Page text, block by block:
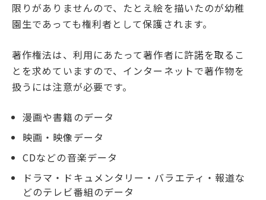
限りがありませんので、たとえ絵を描いたのが幼稚
園生であっても権利者として保護されます。
著作権法は、利用にあたって著作者に許諾を取るこ
とを求めていますので、インターネットで著作物を
扱うには注意が必要です。
漫画や書籍のデータ
映画・映像データ
CDなどの音楽データ
ドラマ・ドキュメンタリー・バラエティ・報道な
どのテレビ番組のデータ